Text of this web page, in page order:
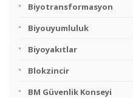
Biyotransformasyon
Biyouyumluluk
Biyoyakıtlar
Blokzincir
BM Güvenlik Konseyi